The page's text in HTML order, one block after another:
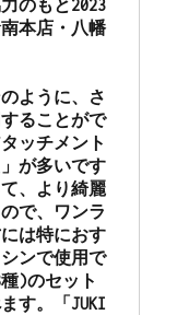
ス
調
ご
依
頼・
山
口
県
下
関
市
のもと2023
本店・八幡
ように、さ
ることがで
ッチメント
が多いです
、より綺麗
で、ワンラ
は特におす
ンで使用で
)のセット
す。「JUKI